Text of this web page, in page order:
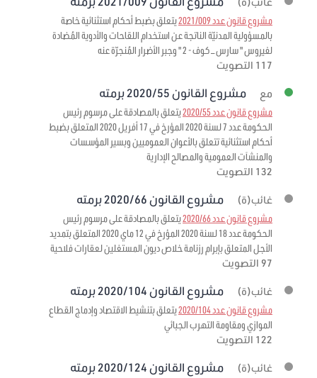
مشروع قانون عدد 2021/009
يتعلق بضبط أحكام استثنائية خاصة
بالمسؤولية المدنيّة الناتجة عن استخدام اللقاحات والأدوية المُضادة
لفيروس " سارس – كوف - 2 " وجبر الأضرار المُنجرّة عنه
117 التصويت
مع مشروع القانون 2020/55 برمته
مشروع قانون عدد 2020/55
يتعلق بالمصادقة على مرسوم رئيس
الحكومة عدد 7 لسنة 2020 المؤرخ في 17 أفريل 2020 المتعلق بضبط
أحكام استثنائية تتعلق بالأعوان العموميين وبسير المؤسسات
والمنشآت العمومية والمصالح الإدارية
132 التصويت
غائب(ة) مشروع القانون 2020/66 برمته
مشروع قانون عدد 2020/66
يتعلق بالمصادقة على مرسوم رئيس
الحكومة عدد 18 لسنة 2020 المؤرخ في 12 ماي 2020 المتعلق بتمديد
الأجل المتعلق بإبرام رزنامة خلاص ديون المستغلين لعقارات فلاحية
97 التصويت
غائب(ة) مشروع القانون 2020/104 برمته
مشروع قانون عدد 2020/104
يتعلق بتنشيط الاقتصاد وإدماج القطاع
الموازي ومقاومة التهرب الجبائي
122 التصويت
غائب(ة) مشروع القانون 2020/124 برمته